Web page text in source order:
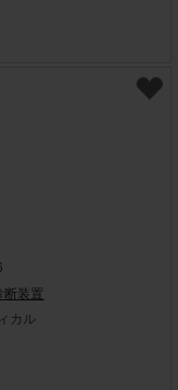
断装置
カル